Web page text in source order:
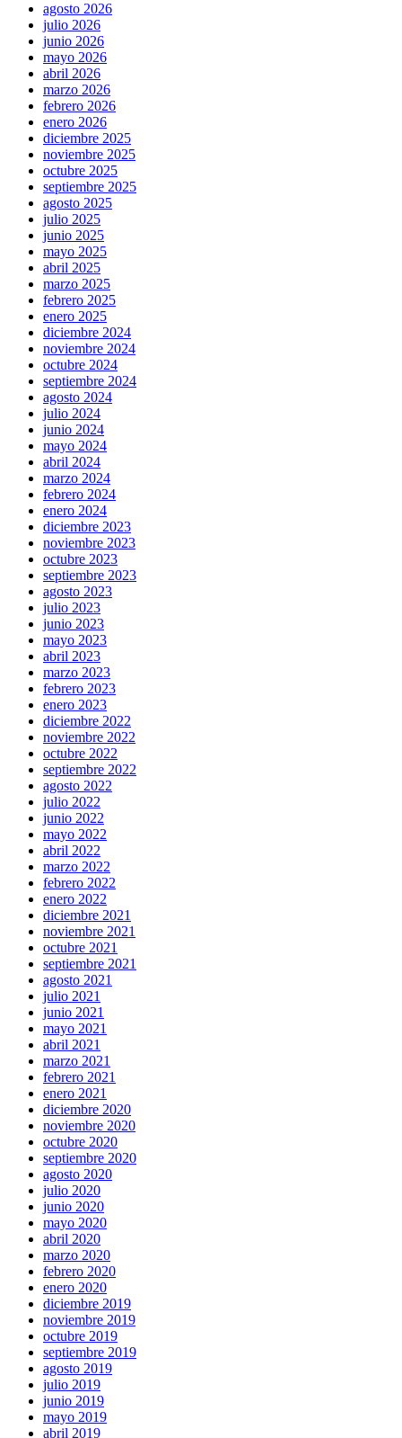
agosto 2026
julio 2026
junio 2026
mayo 2026
abril 2026
marzo 2026
febrero 2026
enero 2026
diciembre 2025
noviembre 2025
octubre 2025
septiembre 2025
agosto 2025
julio 2025
junio 2025
mayo 2025
abril 2025
marzo 2025
febrero 2025
enero 2025
diciembre 2024
noviembre 2024
octubre 2024
septiembre 2024
agosto 2024
julio 2024
junio 2024
mayo 2024
abril 2024
marzo 2024
febrero 2024
enero 2024
diciembre 2023
noviembre 2023
octubre 2023
septiembre 2023
agosto 2023
julio 2023
junio 2023
mayo 2023
abril 2023
marzo 2023
febrero 2023
enero 2023
diciembre 2022
noviembre 2022
octubre 2022
septiembre 2022
agosto 2022
julio 2022
junio 2022
mayo 2022
abril 2022
marzo 2022
febrero 2022
enero 2022
diciembre 2021
noviembre 2021
octubre 2021
septiembre 2021
agosto 2021
julio 2021
junio 2021
mayo 2021
abril 2021
marzo 2021
febrero 2021
enero 2021
diciembre 2020
noviembre 2020
octubre 2020
septiembre 2020
agosto 2020
julio 2020
junio 2020
mayo 2020
abril 2020
marzo 2020
febrero 2020
enero 2020
diciembre 2019
noviembre 2019
octubre 2019
septiembre 2019
agosto 2019
julio 2019
junio 2019
mayo 2019
abril 2019